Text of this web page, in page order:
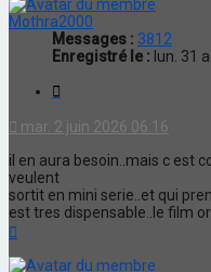
Mothra2000
Messages : 3812
Enregistré le : lun. 31
mar. 2 juin 2026 06:16
il en aura besoin..mais c est
veulent
sortit en mini serie..et qui
est tres dispensable..le film